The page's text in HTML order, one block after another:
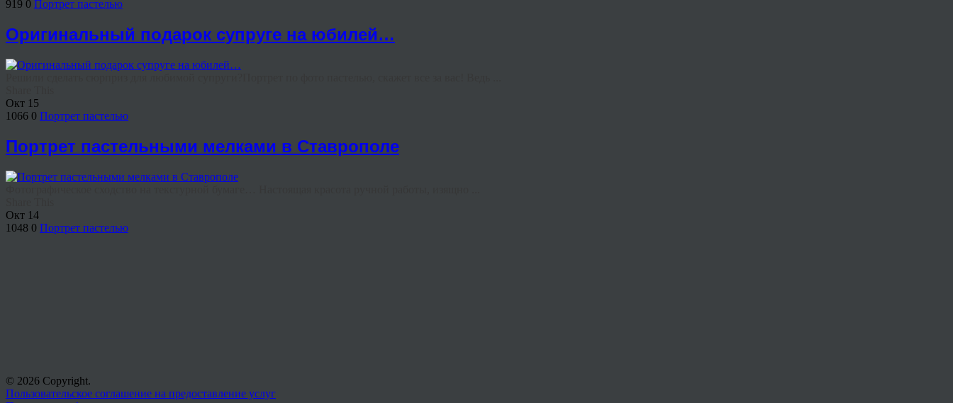
919 0 Портрет пастелью
Оригинальный подарок супруге на юбилей…
Окт 15
1066 0 Портрет пастелью
Портрет пастельными мелками в Ставрополе
Окт 14
1048 0 Портрет пастелью
© 2026 Copyright.
Пользовательское соглашение на предоставление услуг